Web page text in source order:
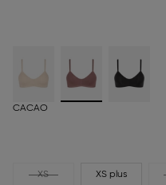
CACAO
XS XS plus